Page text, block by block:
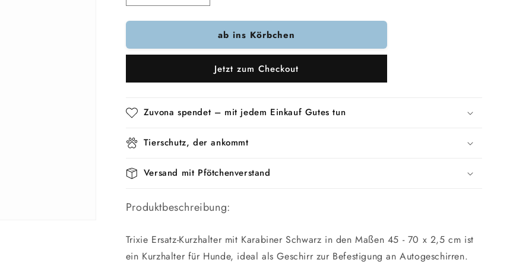
die
Menge
Trixie
Schwarz
die
Menge
Trixie
Karabiner
Schwarz
ab ins Körbchen
Jetzt zum Checkout
Zuvona spendet – mit jedem Einkauf Gutes tun
Tierschutz, der ankommt
Versand mit Pfötchenverstand
Produktbeschreibung:
Trixie Ersatz-Kurzhalter mit Karabiner Schwarz in den Maßen 45 - 70 x 2,5 cm ist
ein Kurzhalter für Hunde, ideal als Geschirr zur Befestigung an Autogeschirren.